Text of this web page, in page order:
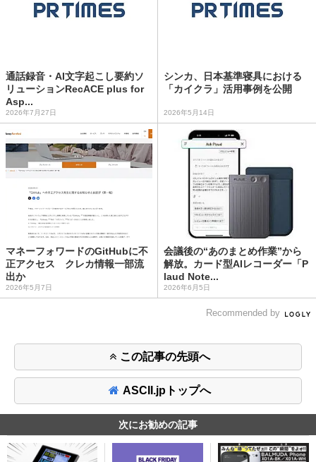
通話録音・AI文字起こし要約ソ
リューションRecACE plus for
Asp...
2026年7月27日
シンカ、日本基準寝具における
「カイクラ」活用事例を公開
2026年5月14日
マネーフォワードのGitHubに不
正アクセス クレカ情報一部流
出か
2026年5月7日
会議後の“あのまとめ作業”から
解放。カード型AIレコーダー「P
laud Note...
2026年6月5日
Recommended by
この記事の先頭へ
ASCII.jpトップへ
次にお勧めの記事